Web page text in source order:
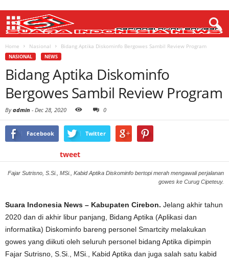
Home Nasional Bidang Aptika Diskominfo Bergowes Sambil Review Program
NASIONAL NEWS
Bidang Aptika Diskominfo
Bergowes Sambil Review Program
Byadmin - Dec 28, 2020 0
Facebook Twitter
tweet
Fajar Sutrisno, S.Si., MSi., Kabid Aptika Diskominfo bertopi merah mengawali perjalanan
gowes ke Curug Cipeteuy.
Suara Indonesia News – Kabupaten Cirebon. Jelang akhir tahun
2020 dan di akhir libur panjang, Bidang Aptika (Aplikasi dan
informatika) Diskominfo bareng personel Smartcity melakukan
gowes yang diikuti oleh seluruh personel bidang Aptika dipimpin
Fajar Sutrisno, S.Si., MSi., Kabid Aptika dan juga salah satu kabid